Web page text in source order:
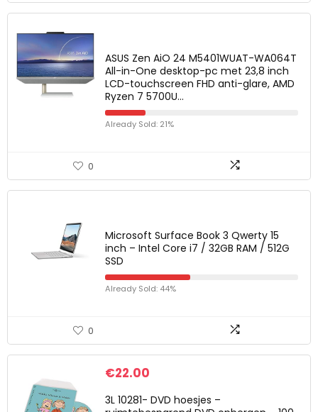
ASUS Zen AiO 24 M5401WUAT-WA064T
All-in-One desktop-pc met 23,8 inch
LCD-touchscreen FHD anti-glare, AMD
Ryzen 7 5700U…
Already Sold: 21%
0
Microsoft Surface Book 3 Qwerty 15
inch – Intel Core i7 / 32GB RAM / 512G
SSD
Already Sold: 44%
0
€22.00
3L 10281- DVD hoesjes –